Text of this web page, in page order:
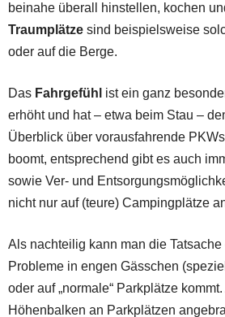
beinahe überall hinstellen, kochen
Traumplätze sind beispielsweise
oder auf die Berge.
Das Fahrgefühl ist ein ganz
erhöht und hat – etwa beim Stau –
Überblick über vorausfahrende
boomt, entsprechend gibt es auch
sowie Ver- und
nicht nur auf (teure) Campingplätze
Als nachteilig kann man die
Probleme in engen Gässchen
oder auf „normale“ Parkplätze
Höhenbalken an Parkplätzen